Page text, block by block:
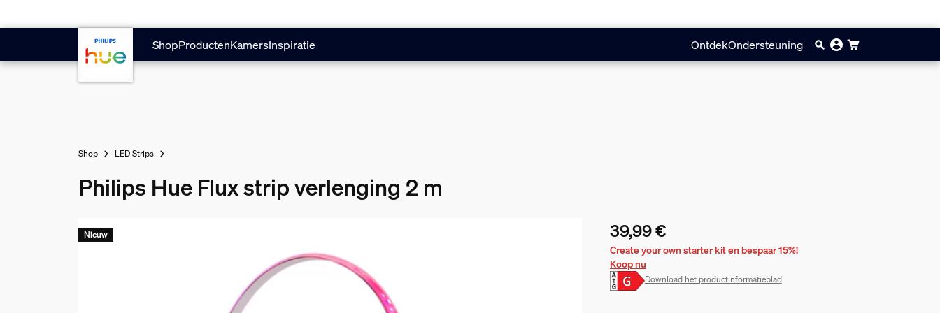
ShopProductenKamersInspiratie OntdekOndersteuning
Shop LED Strips
Philips Hue Flux strip verlenging 2 m
De huidige prijs is 39,99 €
39,99 €
Create your own starter kit en bespaar 15%!
Koop nu
Download het productinformatieblad
Nieuw